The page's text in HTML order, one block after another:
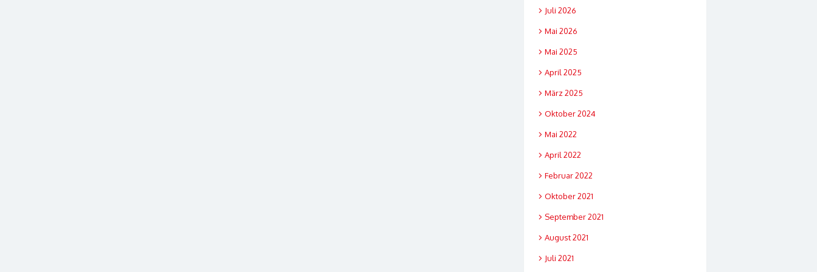
Juli 2026
Mai 2026
Mai 2025
April 2025
März 2025
Oktober 2024
Mai 2022
April 2022
Februar 2022
Oktober 2021
September 2021
August 2021
Juli 2021